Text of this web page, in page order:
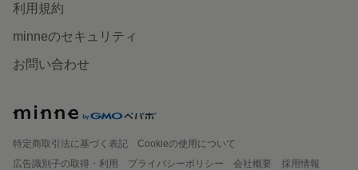
利用規約
minneのセキュリティ
お問い合わせ
特定商取引法に基づく表記
Cookieの使用について
広告識別子の取得・利用
プライバシーポリシー 会社概要
採用情報